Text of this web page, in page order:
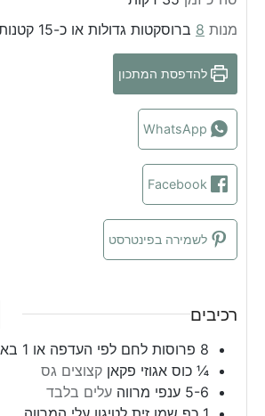
t
s
u
e
s
n
t
e
s
מנות 8 ברוסקטות גדולות או כ-15 קטנות
להדפסת המתכון
WhatsApp
לשמירה בפינטרסט
רכיבים
8 פרוסות לחם לפי העדפה או 1 באגט פרוס
¼ כוס אגוזי פקאן קצוצים גס
5-6 ענפי מרווה
עלים בלבד